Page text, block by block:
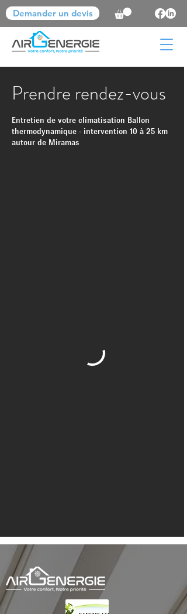
Demander un devis
Prendre rendez-vous
Entretien de votre climatisation Ballon
thermodynamique - intervention 10 à 25 km
autour de Miramas